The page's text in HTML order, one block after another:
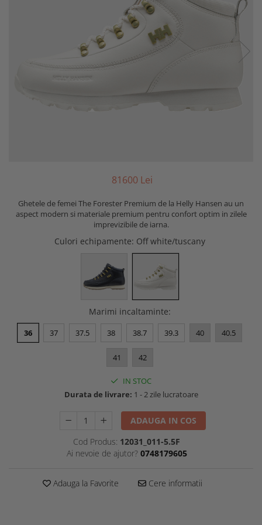
81600 Lei
Ghetele de femei The Forester Premium de la Helly Hansen au un
aspect modern si materiale premium pentru confort optim in zilele
imprevizibile de iarna.
Culori echipamente: Off white/tuscany
Marimi incaltaminte:
36 37 37.5 38 38.7 39.3 40 40.5
41 42
IN STOC
Durata de livrare: 1 - 2 zile lucratoare
ADAUGA IN COS
Cod Produs: 12031_011-5.5F
Ai nevoie de ajutor? 0748179605
Adauga la Favorite Cere informatii